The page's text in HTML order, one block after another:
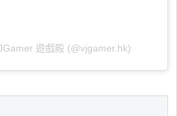
遊戲殿 (@vjgamer.hk)